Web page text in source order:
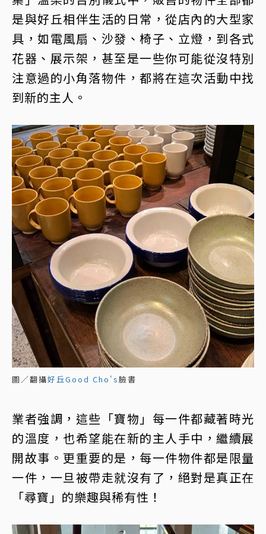
是與好丘相伴生活的日常，從店內的大型家
具，如電風扇、沙發、椅子、立燈，到各式
花器、展示架，甚至是一些你可能從沒特別
注意過的小角落物件，都將在這次活動中找
到新的主人。
圖／翻攝好丘Good Cho's臉書
業者強調，這些「寶物」每一件都藏著時光
的溫度，也希望能在新的主人手中，繼續展
開故事。更重要的是，每一件物件都是限量
一件，一旦被帶走就沒有了，絕對是真正在
「尋寶」的樂趣與稀有性！